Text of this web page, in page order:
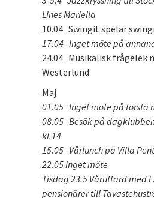
Lines Mariella
10.04 Swingit spelar
17.04 Inget möte på
24.04 Musikalisk frågelek
Westerlund
Maj
01.05 Inget möte på första
08.05 Besök på
kl.14
15.05 Vårlunch på Villa
22.05 Inget möte
Tisdag 23.5 Vårutfärd med
pensionärer till